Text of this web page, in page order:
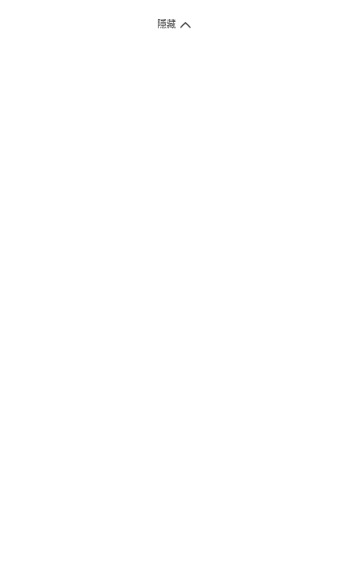
隱藏